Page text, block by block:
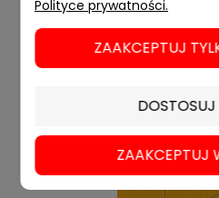
Polityce prywatności.
ZAAKCEPTUJ
ZAAKCEPTUJ